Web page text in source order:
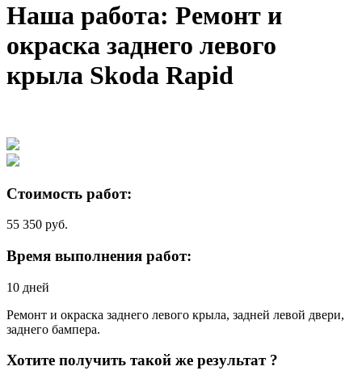
Наша работа: Ремонт и
окраска заднего левого
крыла Skoda Rapid
Стоимость работ:
55 350 руб.
Время выполнения работ:
10 дней
Ремонт и окраска заднего левого крыла, задней левой двери,
заднего бампера.
Хотите получить такой же результат ?